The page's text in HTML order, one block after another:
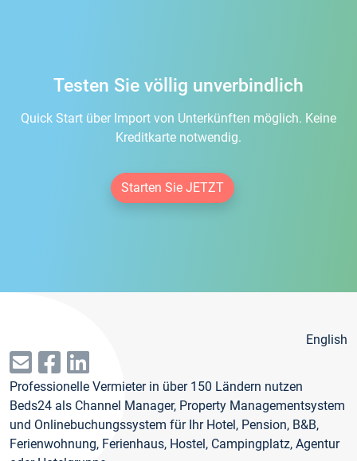
Testen Sie völlig unverbindlich
Quick Start über Import von Unterkünften möglich. Keine
Kreditkarte notwendig.
Starten Sie JETZT
English
Professionelle Vermieter in über 150 Ländern nutzen
Beds24 als Channel Manager, Property Managementsystem
und Onlinebuchungssystem für Ihr Hotel, Pension, B&B,
Ferienwohnung, Ferienhaus, Hostel, Campingplatz, Agentur